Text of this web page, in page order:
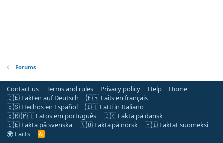
Forums
Contact us Terms and rules Privacy policy Help
Home
🇩🇪 Fakten auf Deutsch
🇫🇷 Faits en français
🇪🇸 Hechos en Español
🇮🇹 Fatti in Italiano
🇧🇷 🇵🇹 Fatos em português
🇩🇰 Fakta på dansk
🇸🇪 Fakta på svenska
🇳🇴 Fakta på norsk
🇫🇮 Faktat suomeksi
🌍 Facts
R